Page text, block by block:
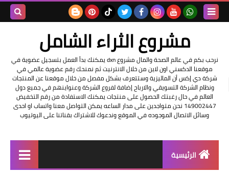
مشروع الثراء الشامل
نرحب بكم في عالم الصحة والمال مشروع dxn يمكنك بدأ العمل بتسجيل عضوية في
موقعنا الدكسني اون لاين من خلال الانترنيت ثم نمنحك رقم عضوية عالمي في
شركة دي إكس أن الماليزية وستتعرف بشكل مفصل من خلال موقعنا عن المنتجات
ونظام الشركة التسويقي والارباح إضافة لفروع الشركة وعنواينهم في جميع دول
العالم في حال رغبتك الحصول على منتجات يمكنك الاستفادة من رقم التخفيض
149002447 نحن متواجدين على مدار الساعه يمكن التواصل معنا واتساب او احدى
وسائل الاتصال الموجوده في الموقع وندعوك للاشتراك بقناتنا على اليوتيوب
الرئيسية